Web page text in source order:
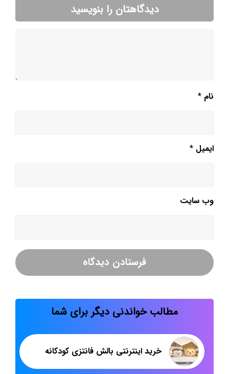
دیدگاهتان را بنویسید
نام *
ایمیل *
وب‌ سایت
مطالب خواندنی دیگر برای شما
خرید اینترنتی بالش فانتزی کودکانه